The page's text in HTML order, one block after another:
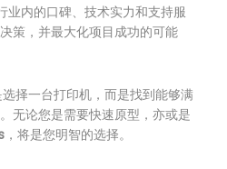
业内的口碑、技术实力和支持服
策，并最大化项目成功的可能
择一台打印机，而是找到能够满
无论您是需要快速原型，亦或是
，将是您明智的选择。